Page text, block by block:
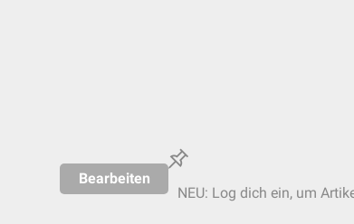
Bearbeiten
NEU: Log dich ein, um